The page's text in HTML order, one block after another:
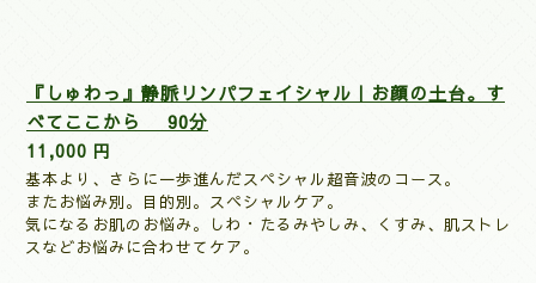
『しゅわっ』静脈リンパフェイシャル｜お顔の土台。す
べてここから 90分
11,000 円
基本より、さらに一歩進んだスペシャル超音波のコース。
またお悩み別。目的別。スペシャルケア。
気になるお肌のお悩み。しわ・たるみやしみ、くすみ、肌ストレ
スなどお悩みに合わせてケア。